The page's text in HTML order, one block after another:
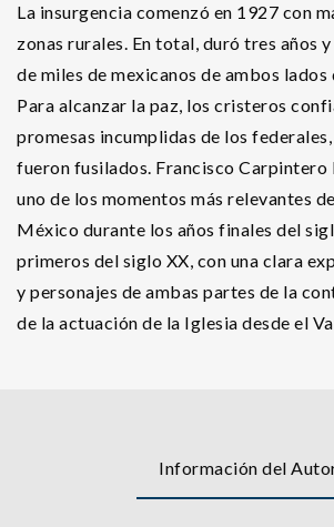
La insurgencia comenzó en 1927 con
zonas rurales. En total, duró tres años
de miles de mexicanos de ambos lados
Para alcanzar la paz, los cristeros
promesas incumplidas de los
fueron fusilados. Francisco Carpintero
uno de los momentos más relevantes
México durante los años finales del
primeros del siglo XX, con una clara
y personajes de ambas partes de la
de la actuación de la Iglesia desde el
Información del